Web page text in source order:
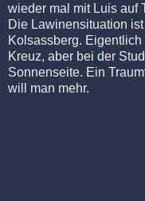
wieder mal mit Luis auf
Die Lawinensituation
Kolsassberg.
Kreuz, aber bei der
Sonnenseite. Ein
will man mehr.